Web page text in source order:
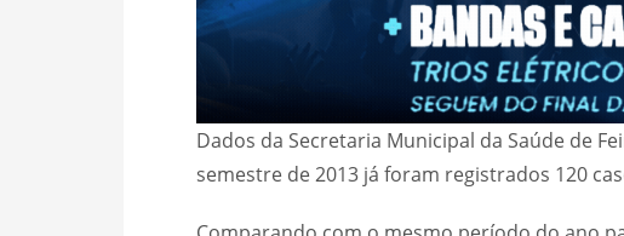
Dados da Secretaria Municipal da Saúde de
semestre de 2013 já foram registrados 120